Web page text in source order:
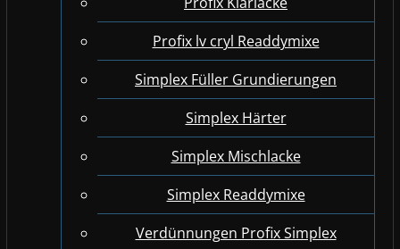
Profix lv cryl Readdymixe
Simplex Füller Grundierungen
Simplex Härter
Simplex Mischlacke
Simplex Readdymixe
Verdünnungen Profix Simplex